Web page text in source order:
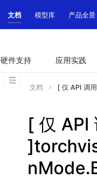
文档 模型库 产品全景
硬件支持 应用实践
文档 [ 仅 API 调
[ 仅 API